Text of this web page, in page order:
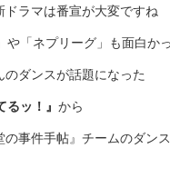
ドラマは番宣が大変ですね
や「ネプリーグ」も面白か
のダンスが話題になった
るッ！』 から
の事件手帖』チームのダン